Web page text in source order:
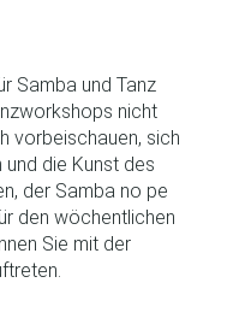
Samba und Tanz
nicht
vorbeischauen, sich
die Kunst des
der Samba no pe
den wöchentlichen
Sie mit der